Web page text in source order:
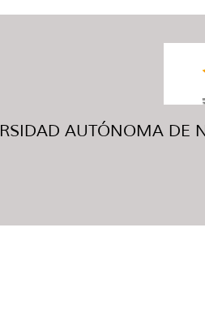
AUTÓNOMA DE